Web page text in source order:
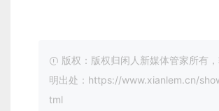
版权：版权归闲人新媒体管家所有
明出处：https://www.xianlem.cn/
tml